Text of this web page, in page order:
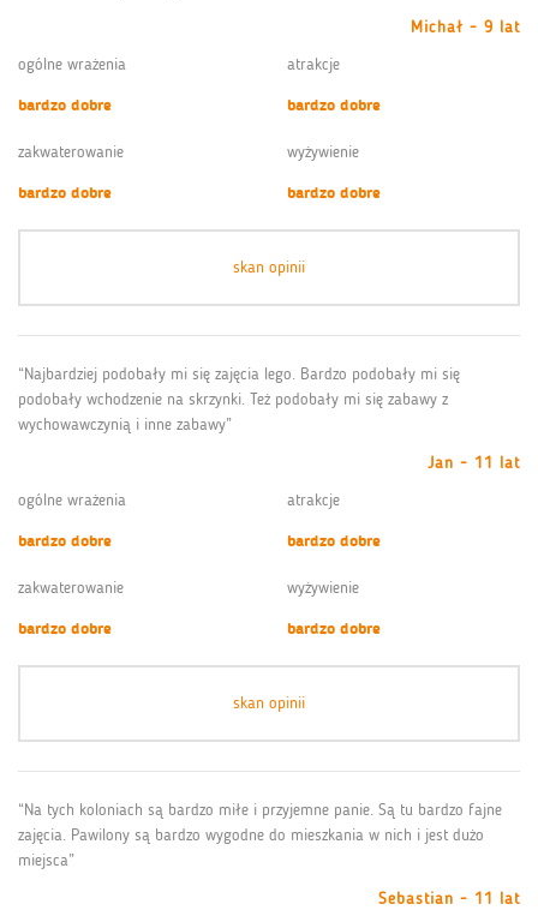
Michał - 9 lat
ogólne wrażenia
bardzo dobre
atrakcje
bardzo dobre
zakwaterowanie
bardzo dobre
wyżywienie
bardzo dobre
skan opinii
“Najbardziej podobały mi się zajęcia lego. Bardzo podobały mi się
podobały wchodzenie na skrzynki. Też podobały mi się zabawy z
wychowawczynią i inne zabawy”
Jan - 11 lat
ogólne wrażenia
bardzo dobre
atrakcje
bardzo dobre
zakwaterowanie
bardzo dobre
wyżywienie
bardzo dobre
skan opinii
“Na tych koloniach są bardzo miłe i przyjemne panie. Są tu bardzo fajne
zajęcia. Pawilony są bardzo wygodne do mieszkania w nich i jest dużo
miejsca”
Sebastian - 11 lat